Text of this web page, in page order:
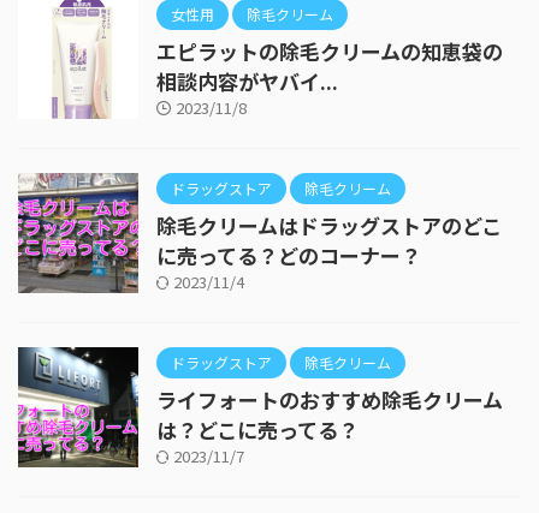
女性用 除毛クリーム
エピラットの除毛クリームの知恵袋の
相談内容がヤバイ...
2023/11/8
ドラッグストア 除毛クリーム
除毛クリームはドラッグストアのどこ
に売ってる？どのコーナー？
2023/11/4
ドラッグストア 除毛クリーム
ライフォートのおすすめ除毛クリーム
は？どこに売ってる？
2023/11/7